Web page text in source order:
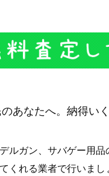
あなたへ。納得い
ルガン、サバゲー用品
くれる業者で行いまし